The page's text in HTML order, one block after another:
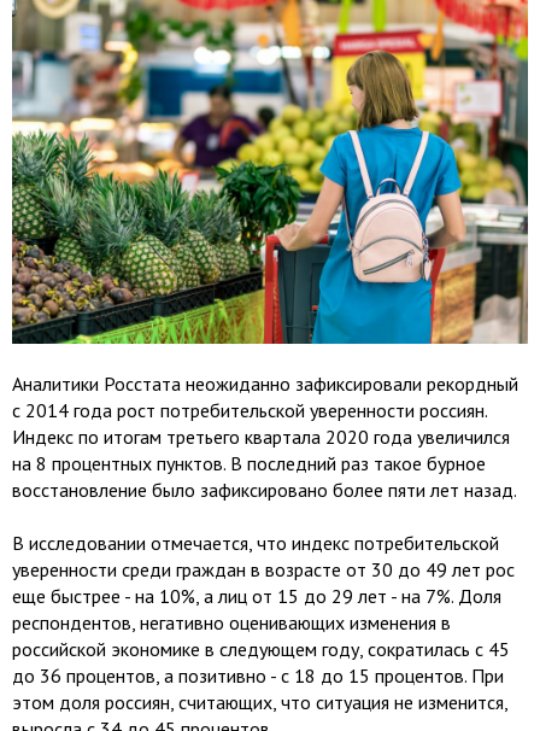
Аналитики Росстата неожиданно зафиксировали рекордный
с 2014 года рост потребительской уверенности россиян.
Индекс по итогам третьего квартала 2020 года увеличился
на 8 процентных пунктов. В последний раз такое бурное
восстановление было зафиксировано более пяти лет назад.
В исследовании отмечается, что индекс потребительской
уверенности среди граждан в возрасте от 30 до 49 лет рос
еще быстрее - на 10%, а лиц от 15 до 29 лет - на 7%. Доля
респондентов, негативно оценивающих изменения в
российской экономике в следующем году, сократилась с 45
до 36 процентов, а позитивно - с 18 до 15 процентов. При
этом доля россиян, считающих, что ситуация не изменится,